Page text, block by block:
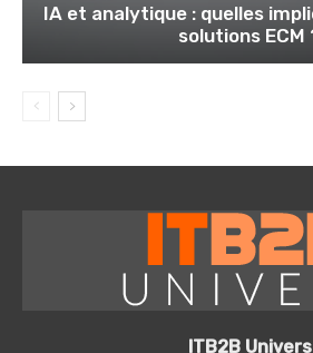
IA et analytique : quelles
solutions ECM
ITB2B Univers